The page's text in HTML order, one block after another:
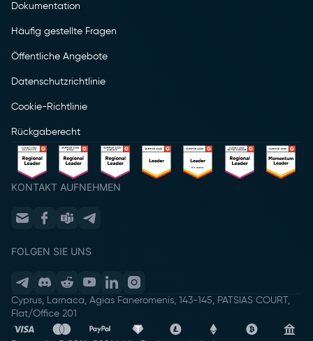
Dokumentation
Häufig gestellte Fragen
Öffentliche Angebote
Datenschutzrichtlinie
Cookie-Richtlinie
Rückgaberecht
KONTAKT AUFNEHMEN
FOLGEN SIE UNS
Cyprus, Larnaca, Agias Faneromenis, 143-145, PATSIAS COURT,
Flat/Office 201